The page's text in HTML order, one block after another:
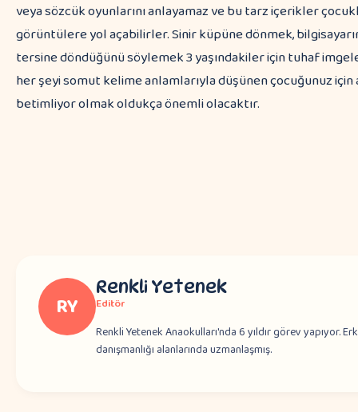
veya sözcük oyunlarını anlayamaz ve bu tarz içerikler
görüntülere yol açabilirler. Sinir küpüne dönmek,
tersine döndüğünü söylemek 3 yaşındakiler için tuhaf
her şeyi somut kelime anlamlarıyla düşünen çocuğunuz
betimliyor olmak oldukça önemli olacaktır.
RY
Renkli Yetenek
Editör
Renkli Yetenek Anaokulları'nda 6 yıldır görev yapıyor.
danışmanlığı alanlarında uzmanlaşmış.